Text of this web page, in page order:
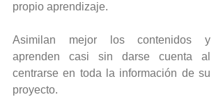
propio aprendizaje.
Asimilan mejor los contenidos y
aprenden casi sin darse cuenta al
centrarse en toda la información de su
proyecto.